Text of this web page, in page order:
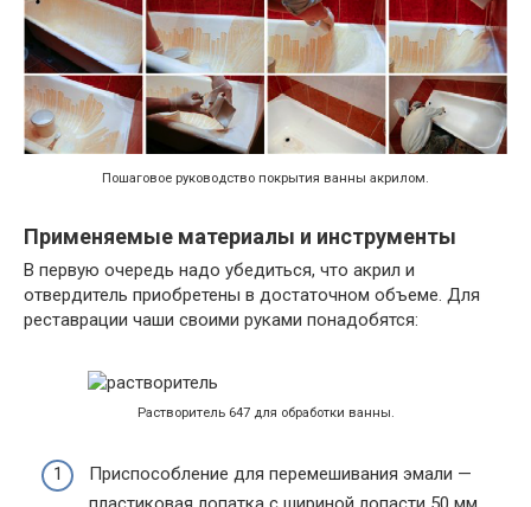
Пошаговое руководство покрытия ванны акрилом.
Применяемые материалы и инструменты
В первую очередь надо убедиться, что акрил и
отвердитель приобретены в достаточном объеме. Для
реставрации чаши своими руками понадобятся:
Растворитель 647 для обработки ванны.
Приспособление для перемешивания эмали —